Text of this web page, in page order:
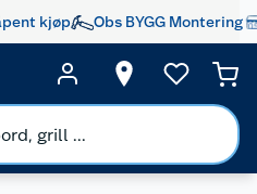
kjøp Obs BYGG Montering